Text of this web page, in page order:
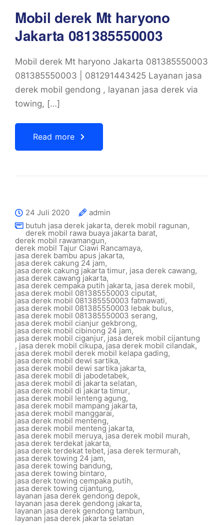
Mobil derek Mt haryono
Jakarta 081385550003
Mobil derek Mt haryono Jakarta 081385550003
081385550003 | 081291443425 Layanan jasa
derek mobil gendong , layanan jasa derek via
towing, […]
Read more
24 Juli 2020
admin
butuh jasa derek jakarta, derek mobil ragunan,
derek mobil rawa buaya jakarta barat,
derek mobil rawamangun,
derek mobil Tajur Ciawi Rancamaya,
jasa derek bambu apus jakarta,
jasa derek cakung 24 jam,
jasa derek cakung jakarta timur, jasa derek cawang,
jasa derek cawang jakarta,
jasa derek cempaka putih jakarta, jasa derek mobil,
jasa derek mobil 081385550003 ciputat,
jasa derek mobil 081385550003 fatmawati,
jasa derek mobil 081385550003 lebak bulus,
jasa derek mobil 081385550003 serang,
jasa derek mobil cianjur gekbrong,
jasa derek mobil cibinong 24 jam,
jasa derek mobil ciganjur, jasa derek mobil cijantung
, jasa derek mobil cikupa, jasa derek mobil cilandak,
jasa derek mobil derek mobil kelapa gading,
jasa derek mobil dewi sartika,
jasa derek mobil dewi sartika jakarta,
jasa derek mobil di jabodetabek,
jasa derek mobil di jakarta selatan,
jasa derek mobil di jakarta timur,
jasa derek mobil lenteng agung,
jasa derek mobil mampang jakarta,
jasa derek mobil manggarai,
jasa derek mobil menteng,
jasa derek mobil menteng jakarta,
jasa derek mobil meruya,jasa derek mobil murah,
jasa derek terdekat jakarta,
jasa derek terdekat tebet, jasa derek termurah,
jasa derek towing 24 jam,
jasa derek towing bandung,
jasa derek towing bintaro,
jasa derek towing cempaka putih,
jasa derek towing cijantung,
layanan jasa derek gendong depok,
layanan jasa derek gendong jakarta,
layanan jasa derek gendong tambun,
layanan jasa derek jakarta selatan